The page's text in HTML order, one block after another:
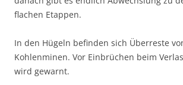
flachen Etappen.
In den Hügeln befinden sich Überreste
Kohlenminen. Vor Einbrüchen beim
wird gewarnt.